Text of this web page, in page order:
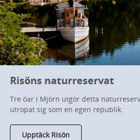
Risöns naturreservat
Tre öar i Mjörn utgör detta
utropat sig som en egen republik.
Upptäck Risön